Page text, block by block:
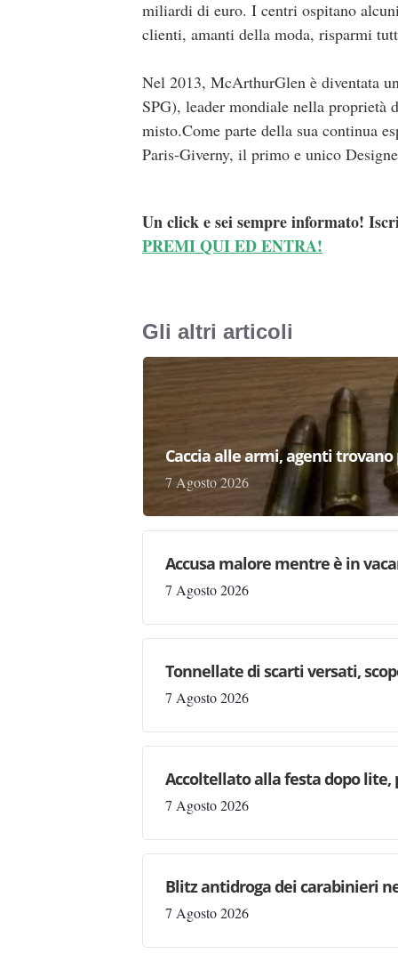
miliardi di euro. I centri ospitano
clienti, amanti della moda, risparmi
Nel 2013, McArthurGlen è diventata
SPG), leader mondiale nella
misto.Come parte della sua continua
Paris-Giverny, il primo e unico
Un click e sei sempre informato!
PREMI QUI ED ENTRA!
Gli altri articoli
Caccia alle armi, agenti
7 Agosto 2026
Accusa malore mentre è in
7 Agosto 2026
Tonnellate di scarti versati,
7 Agosto 2026
Accoltellato alla festa dopo lite,
7 Agosto 2026
Blitz antidroga dei carabinieri
7 Agosto 2026